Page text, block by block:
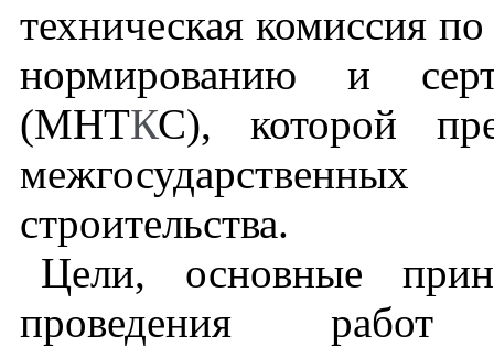
техническая комиссия
нормированию и
(МНТКС), которой
строительства.
Цели, основные
проведения работ